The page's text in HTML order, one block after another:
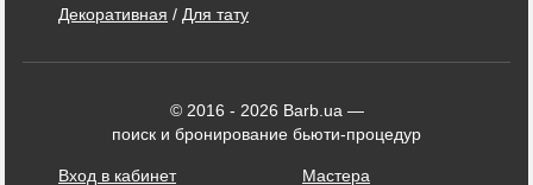
Декоративная / Для тату
© 2016 - 2026 Barb.ua —
поиск и бронирование бьюти-процедур
Вход в кабинет Мастера